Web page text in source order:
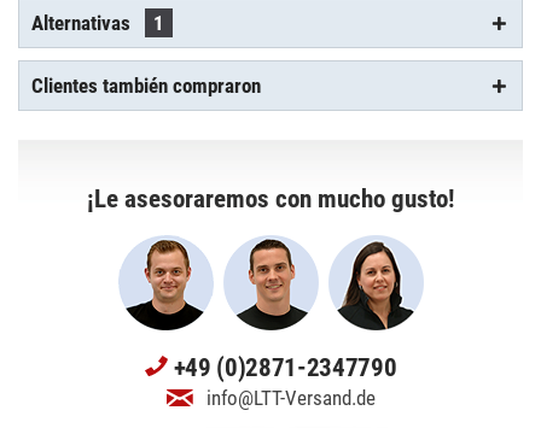
Alternativas 1
Clientes también compraron
¡Le asesoraremos con mucho gusto!
+49 (0)2871-2347790
info@LTT-Versand.de